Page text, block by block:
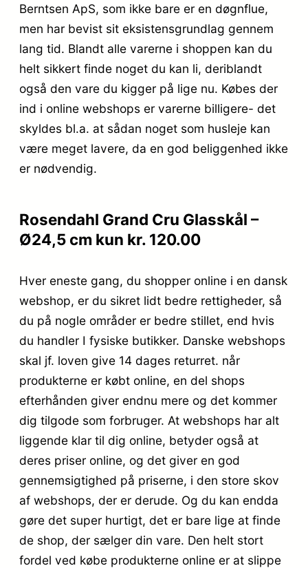
Berntsen ApS, som ikke bare er en døgnflue,
men har bevist sit eksistensgrundlag gennem
lang tid. Blandt alle varerne i shoppen kan du
helt sikkert finde noget du kan li, deriblandt
også den vare du kigger på lige nu. Købes der
ind i online webshops er varerne billigere- det
skyldes bl.a. at sådan noget som husleje kan
være meget lavere, da en god beliggenhed ikke
er nødvendig.
Rosendahl Grand Cru Glasskål –
Ø24,5 cm kun kr. 120.00
Hver eneste gang, du shopper online i en dansk
webshop, er du sikret lidt bedre rettigheder, så
du på nogle områder er bedre stillet, end hvis
du handler I fysiske butikker. Danske webshops
skal jf. loven give 14 dages returret. når
produkterne er købt online, en del shops
efterhånden giver endnu mere og det kommer
dig tilgode som forbruger. At webshops har alt
liggende klar til dig online, betyder også at
deres priser online, og det giver en god
gennemsigtighed på priserne, i den store skov
af webshops, der er derude. Og du kan endda
gøre det super hurtigt, det er bare lige at finde
de shop, der sælger din vare. Den helt stort
fordel ved købe produkterne online er at slippe